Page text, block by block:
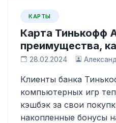
КАРТЫ
Карта Тинькофф
преимущества,
28.02.2024
Клиенты банка
компьютерных игр
кэшбэк за свои
накопленные бонусы